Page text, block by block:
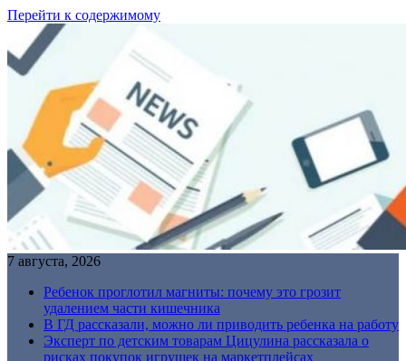
Перейти к содержимому
7 августа, 2026
Ребенок проглотил магниты: почему это грозит
удалением части кишечника
В ГД рассказали, можно ли приводить ребенка на работу
Эксперт по детским товарам Цицулина рассказала о
рисках покупок игрушек на маркетплейсах